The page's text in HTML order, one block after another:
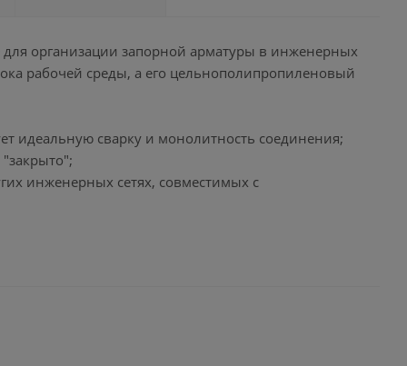
организации запорной арматуры в инженерных
рабочей среды, а его цельнополипропиленовый
идеальную сварку и монолитность соединения;
инженерных сетях, совместимых с